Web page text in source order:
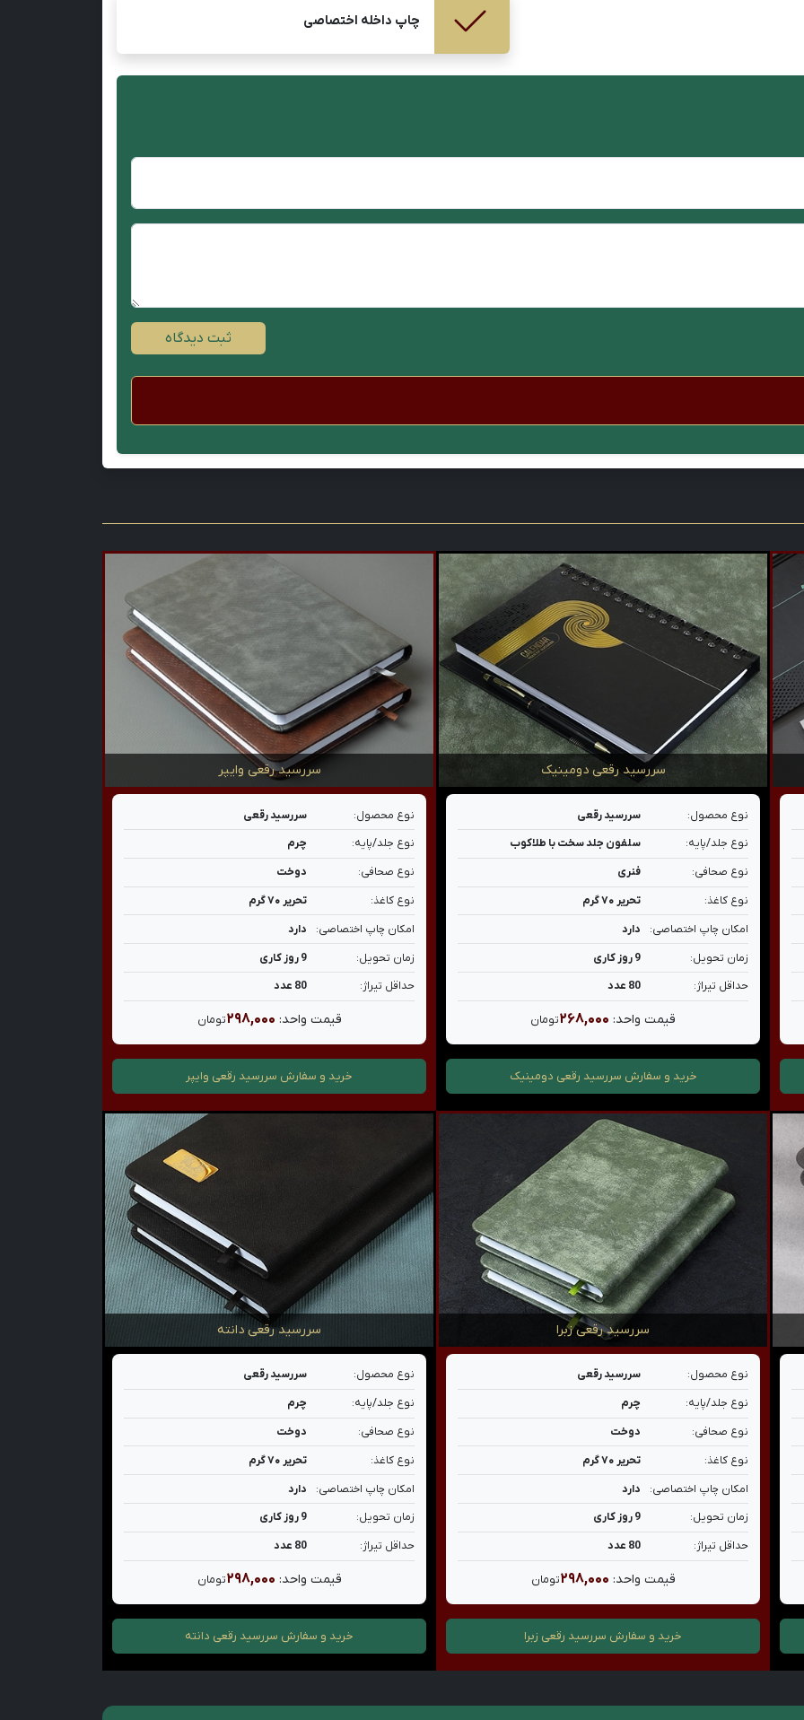
چاپ داخله اختصاصی
ثبت دیدگاه
سررسید رقعی دومینیک
نوع محصول:
سررسید رقعی
نوع جلد/پایه:
سلفون جلد سخت با طلاکوب
نوع صحافی:
فنری
نوع کاغذ:
تحریر ۷۰ گرم
امکان چاپ اختصاصی:
دارد
زمان تحویل:
9 روز کاری
حداقل تیراژ:
80 عدد
قیمت واحد: ۲۶۸,۰۰۰تومان
خرید و سفارش سررسید رقعی دومینیک
سررسید رقعی وایپر
نوع محصول:
سررسید رقعی
نوع جلد/پایه:
چرم
نوع صحافی:
دوخت
نوع کاغذ:
تحریر ۷۰ گرم
امکان چاپ اختصاصی:
دارد
زمان تحویل:
9 روز کاری
حداقل تیراژ:
80 عدد
قیمت واحد: ۲۹۸,۰۰۰تومان
خرید و سفارش سررسید رقعی وایپر
سررسید رقعی زبرا
نوع محصول:
سررسید رقعی
نوع جلد/پایه:
چرم
نوع صحافی:
دوخت
نوع کاغذ:
تحریر ۷۰ گرم
امکان چاپ اختصاصی:
دارد
زمان تحویل:
9 روز کاری
حداقل تیراژ:
80 عدد
قیمت واحد: ۲۹۸,۰۰۰تومان
خرید و سفارش سررسید رقعی زبرا
سررسید رقعی دانته
نوع محصول:
سررسید رقعی
نوع جلد/پایه:
چرم
نوع صحافی:
دوخت
نوع کاغذ:
تحریر ۷۰ گرم
امکان چاپ اختصاصی:
دارد
زمان تحویل:
9 روز کاری
حداقل تیراژ:
80 عدد
قیمت واحد: ۲۹۸,۰۰۰تومان
خرید و سفارش سررسید رقعی دانته